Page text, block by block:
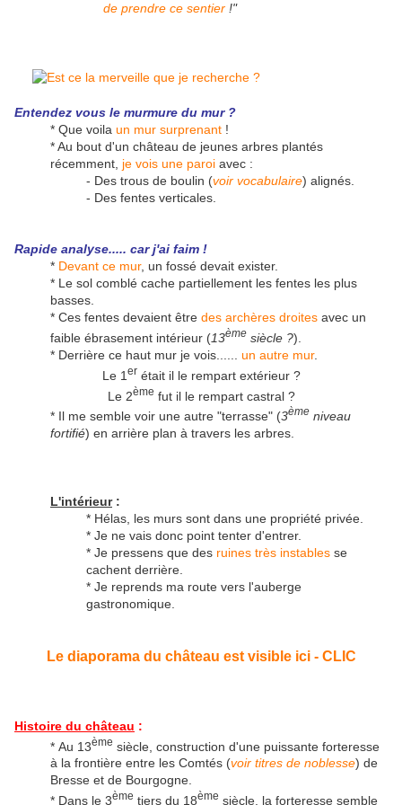
de prendre ce sentier !"
Entendez vous le murmure du mur ?
* Que voila un mur surprenant !
* Au bout d'un château de jeunes arbres plantés
récemment, je vois une paroi avec :
- Des trous de boulin (voir vocabulaire) alignés.
- Des fentes verticales.
Rapide analyse..... car j'ai faim !
* Devant ce mur, un fossé devait exister.
* Le sol comblé cache partiellement les fentes les plus
basses.
* Ces fentes devaient être des archères droites avec un
faible ébrasement intérieur (13ème siècle ?).
* Derrière ce haut mur je vois...... un autre mur.
Le 1 er était il le rempart extérieur ?
Le 2ème fut il le rempart castral ?
* Il me semble voir une autre "terrasse" (3ème niveau
fortifié) en arrière plan à travers les arbres.
L'intérieur:
* Hélas, les murs sont dans une propriété privée.
* Je ne vais donc point tenter d'entrer.
* Je pressens que des ruines très instables se
cachent derrière.
* Je reprends ma route vers l'auberge
gastronomique.
Le diaporama du château est visible ici - CLIC
Histoire du château :
* Au 13ème siècle, construction d'une puissante forteresse
à la frontière entre les Comtés (voir titres de noblesse) de
Bresse et de Bourgogne.
* Dans le 3ème tiers du 18ème siècle, la forteresse semble